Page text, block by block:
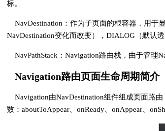
标。
NavDestination：作为子页面的根容器，用于
NavDestination变化而改变），DIALOG（默认
NavPathStack：Navigation路由栈，由于管理
Navigation路由页面生命周期简介
Navigation由NavDestination组件组成页面路
数：aboutToAppear、onReady、onAppear、